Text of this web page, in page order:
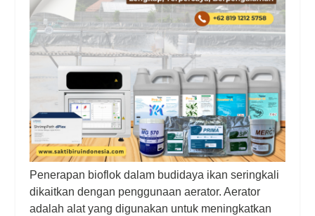
Penerapan bioflok dalam budidaya ikan seringkali
dikaitkan dengan penggunaan aerator. Aerator
adalah alat yang digunakan untuk meningkatkan